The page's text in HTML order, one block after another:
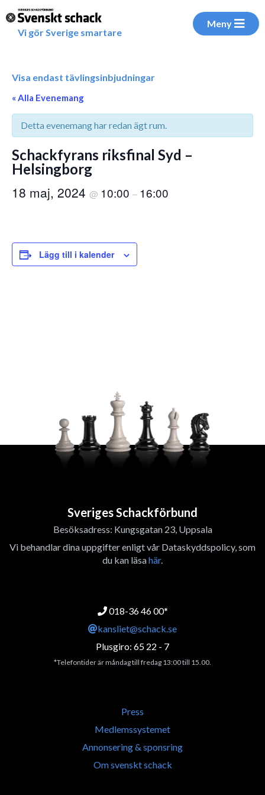
Vi gör Sverige smartare
Meny
Visa endast tävlingsinbjudningar
« Alla Evenemang
Detta evenemang har redan ägt rum.
Schackfyrans riksfinal Syd –
Helsingborg
18 maj, 2024 @ 10:00 – 16:00
Lägg till i kalender
Sveriges Schackförbund
Besöksadress: Kungsgatan 23, Uppsala
Vi behandlar dina uppgifter enligt vår Dataskyddspolicy, som
du kan läsahär.
018-36 46 00*
kansliet@schack.se
Plusgiro: 65 22 - 7
*Telefontider är måndag till fredag 13:00 till 15.00.
Press
Medlemssystemet
Annonsering & sponsring
Om svenskt schack